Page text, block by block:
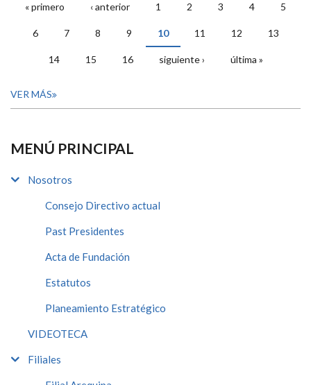
PÁGINAS
« primero ‹ anterior 1 2 3 4 5
6 7 8 9 10 11 12 13
14 15 16 siguiente › última »
VER MÁS
MENÚ PRINCIPAL
Nosotros
Consejo Directivo actual
Past Presidentes
Acta de Fundación
Estatutos
Planeamiento Estratégico
VIDEOTECA
Filiales